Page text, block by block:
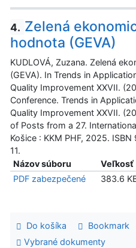
4. Zelená
hodnota (GEVA)
KUDLOVÁ, Zuzana. Zelená
(GEVA). In Trends in
Quality Improvement XXVII.
Conference. Trends in
Quality Improvement XXVII.
of Posts from a 27.
Košice : KKM PHF, 2025.
11.
Názov súboru
Veľkosť
PDF zabezpečené
383.6
Do košíka Bookmark
Vybrané dokumenty